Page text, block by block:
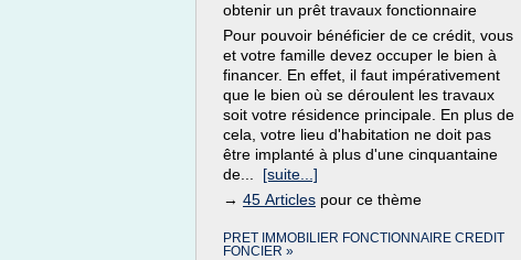
obtenir un prêt travaux fonctionnaire
Pour pouvoir bénéficier de ce crédit, vous
et votre famille devez occuper le bien à
financer. En effet, il faut impérativement
que le bien où se déroulent les travaux
soit votre résidence principale. En plus de
cela, votre lieu d'habitation ne doit pas
être implanté à plus d'une cinquantaine
de... [suite...]
→ 45 Articles pour ce thème
PRET IMMOBILIER FONCTIONNAIRE CREDIT
FONCIER »